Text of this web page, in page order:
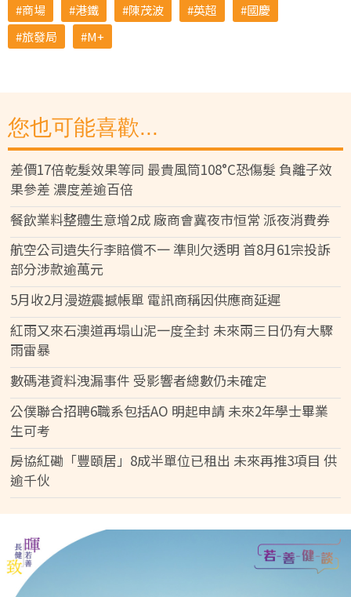
商場
港鐵 陳茂波 英超
國慶
旅發局
M+
您也可能喜歡...
差價17倍乾髮效果等同 最貴風筒108°C恐傷髮 負離子效
果參差 濃度差逾百倍
餐飲業料整體生意增2成 廠商會冀夜市恒常 派夜消費券
航空公司遺失行李賠償不一 準則欠透明 首8月61宗投訴
部分涉款逾萬元
5月收2月漫遊震撼帳單 電訊商稱因供應商延遲
紅雨又來石澳道再塌山泥一度全封 未來兩三日仍有大驟
雨雷暴
數碼港資料洩漏事件 受影響者總數仍未確定
公僕聯合招聘6職系包括AO 明起申請 未來2年學士畢業
生可考
房協紅磡「豐頤居」8成半單位已租出 未來再推3項目 供
逾千伙